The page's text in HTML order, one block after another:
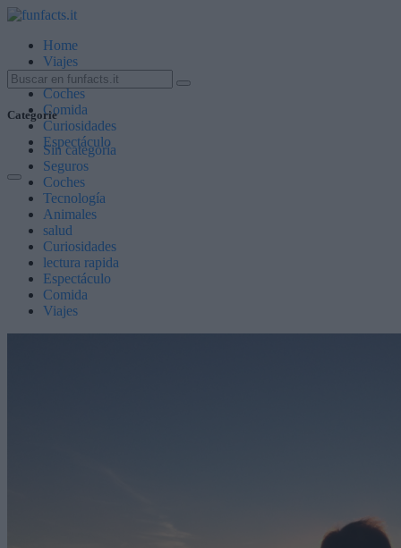
Home
Viajes
Animales
Coches
Comida
Curiosidades
Espectáculo
Categorie
Sin categoría
Seguros
Coches
Tecnología
Animales
salud
Curiosidades
lectura rapida
Espectáculo
Comida
Viajes